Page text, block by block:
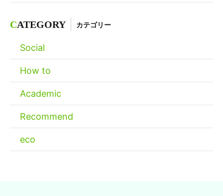
CATEGORY カテゴリー
Social
How to
Academic
Recommend
eco